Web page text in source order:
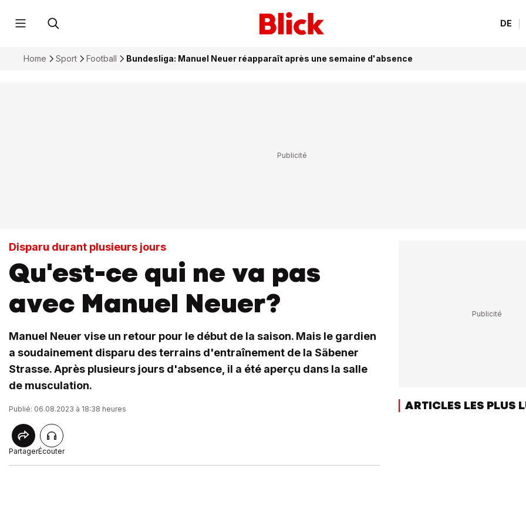
DE
Home Sport Football Bundesliga: Manuel Neuer réapparaît après une semaine d'absence
Disparu durant plusieurs jours
Qu'est-ce qui ne va pas
avec Manuel Neuer?
Manuel Neuer vise un retour pour le début de la saison. Mais le gardien
a soudainement disparu des terrains d'entraînement de la Säbener
Strasse. Après plusieurs jours d'absence, il a été aperçu dans la salle
de musculation.
Publié: 06.08.2023 à 18:38 heures
PartagerÉcouter
ARTICLES LES PLUS